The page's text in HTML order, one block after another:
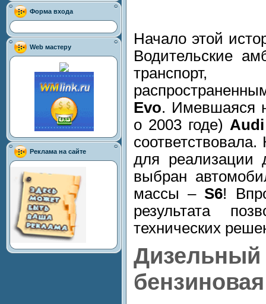
Форма входа
Web мастеру
Реклама на сайте
Начало этой
Водительские
Evo. Имевшаяся
о 2003 годе)
для реализации
выбран
массы – S6!
результата
технических